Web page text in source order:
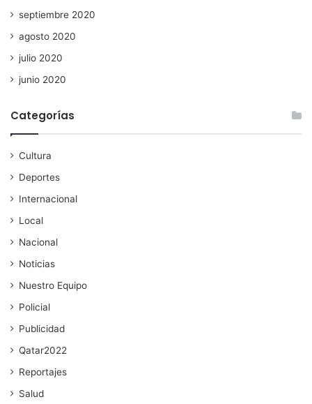
septiembre 2020
agosto 2020
julio 2020
junio 2020
Categorías
Cultura
Deportes
Internacional
Local
Nacional
Noticias
Nuestro Equipo
Policial
Publicidad
Qatar2022
Reportajes
Salud